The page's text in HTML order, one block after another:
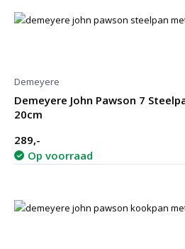
Demeyere
Demeyere John Pawson 7
20cm
289,-
Op voorraad